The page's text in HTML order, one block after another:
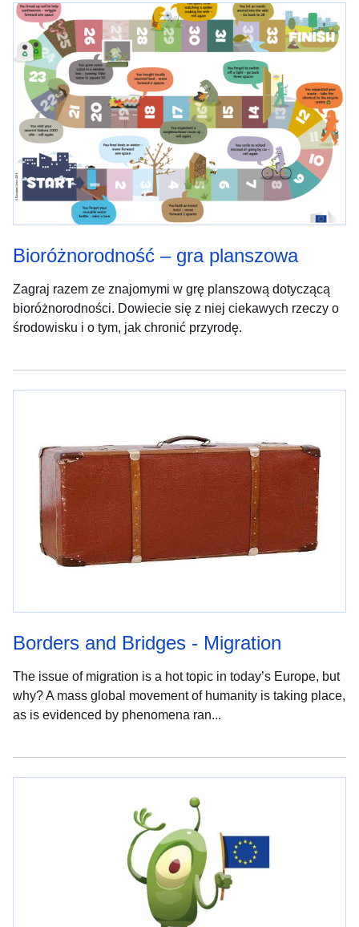
Bioróżnorodność – gra planszowa
Zagraj razem ze znajomymi w grę planszową dotyczącą
bioróżnorodności. Dowiecie się z niej ciekawych rzeczy o
środowisku i o tym, jak chronić przyrodę.
Borders and Bridges - Migration
The issue of migration is a hot topic in today’s Europe, but
why? A mass global movement of humanity is taking place,
as is evidenced by phenomena ran...